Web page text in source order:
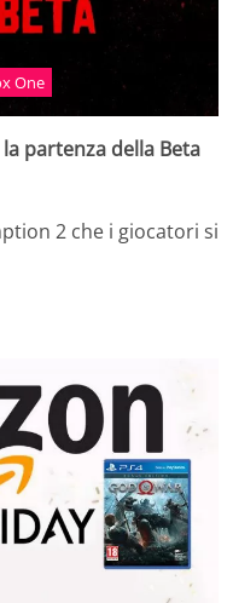
One
partenza della Beta
2 che i giocatori si